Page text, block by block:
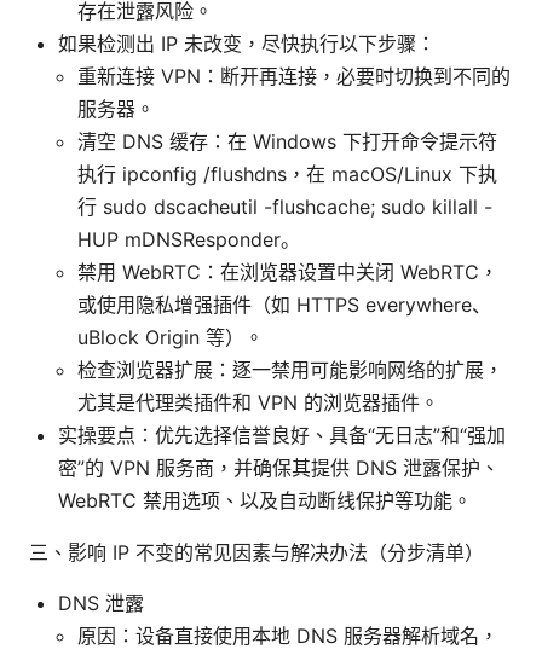
存在泄露风险。
如果检测出 IP 未改变，尽快执行以下步骤：
重新连接 VPN：断开再连接，必要时切换到不同的
服务器。
清空 DNS 缓存：在 Windows 下打开命令提示符
执行 ipconfig /flushdns，在 macOS/Linux 下执
行 sudo dscacheutil -flushcache; sudo killall -
HUP mDNSResponder。
禁用 WebRTC：在浏览器设置中关闭 WebRTC，
或使用隐私增强插件（如 HTTPS everywhere、
uBlock Origin 等）。
检查浏览器扩展：逐一禁用可能影响网络的扩展，
尤其是代理类插件和 VPN 的浏览器插件。
实操要点：优先选择信誉良好、具备“无日志”和“强加
密”的 VPN 服务商，并确保其提供 DNS 泄露保护、
WebRTC 禁用选项、以及自动断线保护等功能。
三、影响 IP 不变的常见因素与解决办法（分步清单）
DNS 泄露
原因：设备直接使用本地 DNS 服务器解析域名，